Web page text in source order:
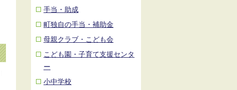
手当・助成
町独自の手当・補助金
母親クラブ・こども会
こども園・子育て支援センタ
ー
小中学校